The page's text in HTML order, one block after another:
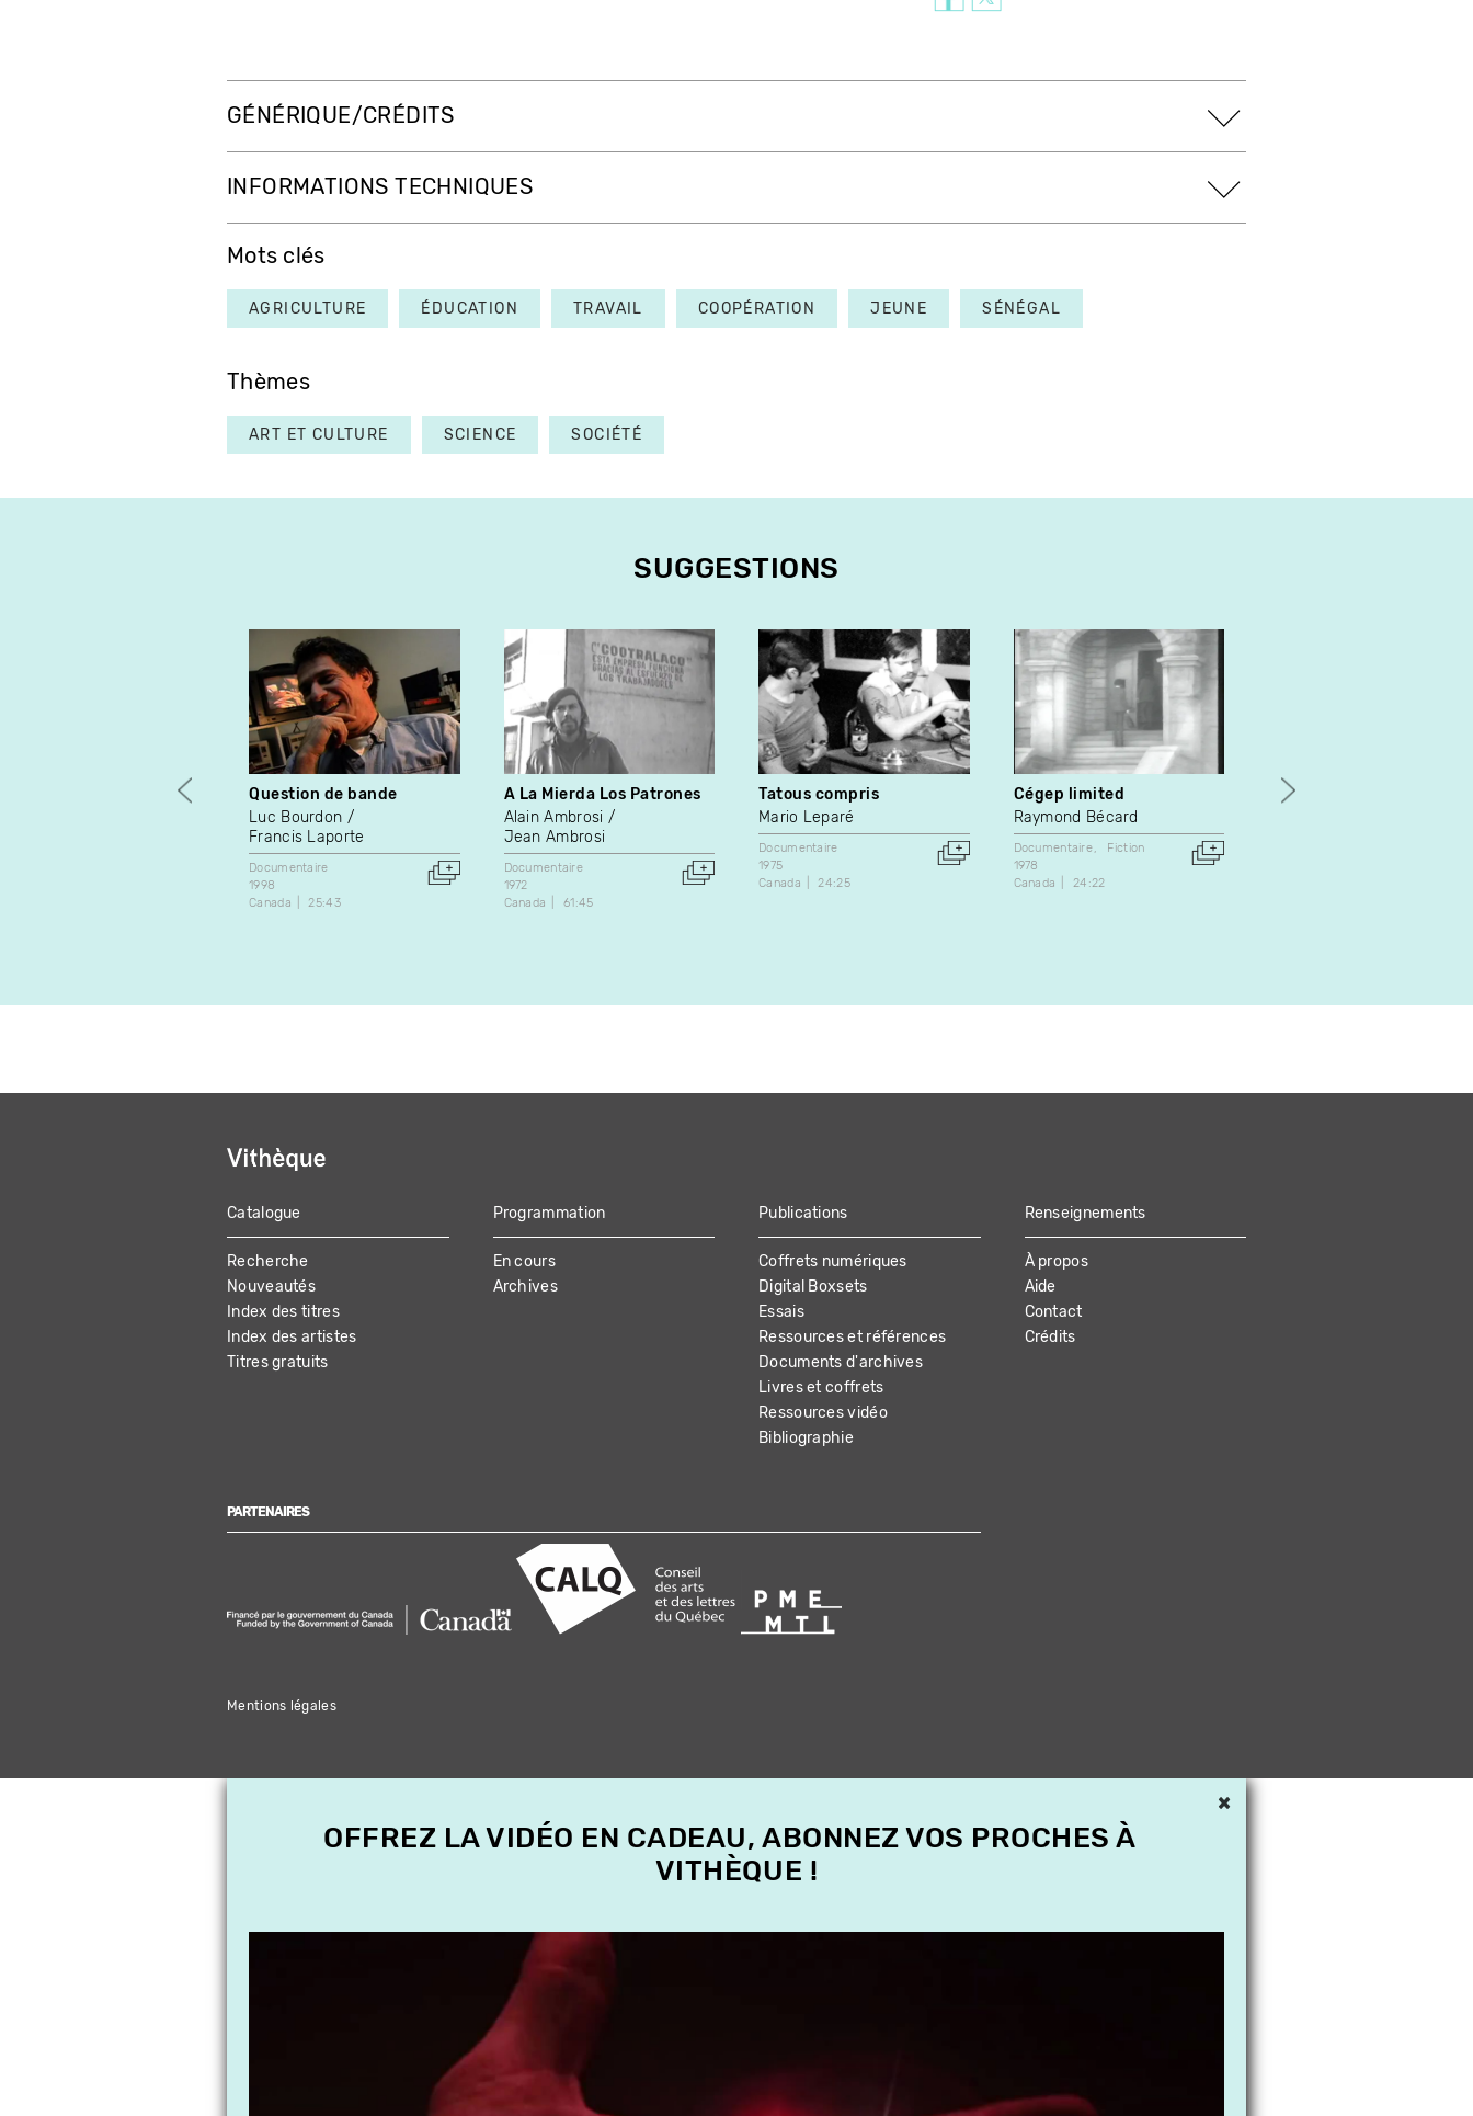
GÉNÉRIQUE/CRÉDITS
INFORMATIONS TECHNIQUES
Mots clés
AGRICULTURE ÉDUCATION TRAVAIL COOPÉRATION JEUNE SÉNÉGAL
Thèmes
ART ET CULTURE SCIENCE SOCIÉTÉ
SUGGESTIONS
Question de bande
Luc Bourdon
Francis Laporte
Documentaire
1998
Canada
25:43
A La Mierda Los Patrones
Alain Ambrosi
Jean Ambrosi
Documentaire
1972
Canada
61:45
Tatous compris
Mario Leparé
Documentaire
1975
Canada
24:25
Cégep limited
Raymond Bécard
Documentaire
Fiction
1978
Canada
24:22
Les marchés ouverts de
MAIN
NAVIGATION
Catalogue
Recherche
Nouveautés
Index des titres
Index des artistes
Titres gratuits
Programmation
En cours
Archives
Publications
Coffrets numériques
Digital Boxsets
Essais
Ressources et références
Documents d'archives
Livres et coffrets
Ressources vidéo
Bibliographie
Renseignements
À propos
Aide
Contact
Crédits
PARTENAIRES
Mentions légales
×
OFFREZ LA VIDÉO EN CADEAU, ABONNEZ VOS PROCHES À
VITHÈQUE !